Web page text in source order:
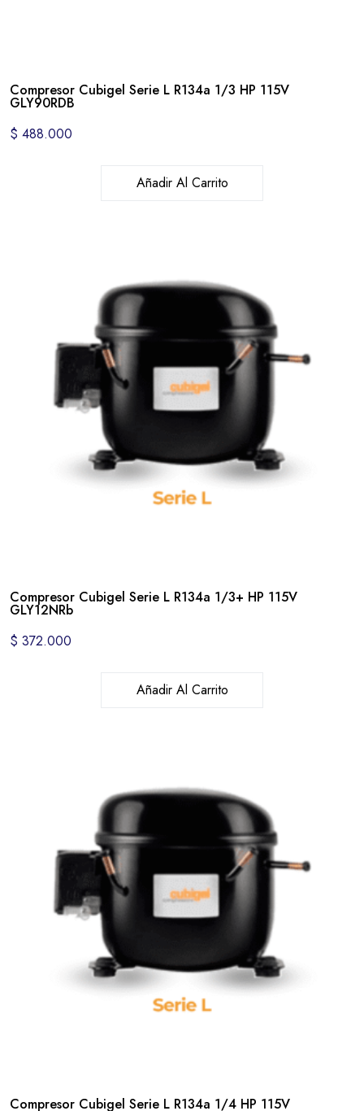
Compresor Cubigel Serie L R134a 1/3 HP 115V
GLY90RDB
$ 488.000
Añadir Al Carrito
Compresor Cubigel Serie L R134a 1/3+ HP 115V
GLY12NRb
$ 372.000
Añadir Al Carrito
Compresor Cubigel Serie L R134a 1/4 HP 115V